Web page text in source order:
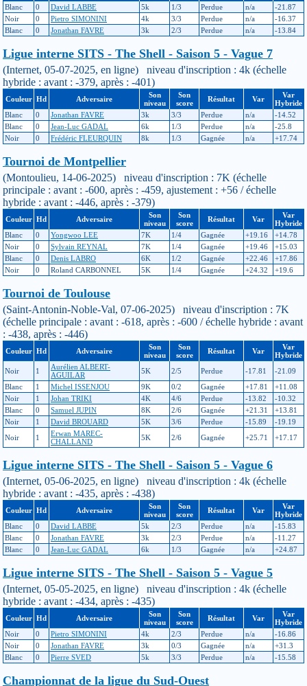
Blanc
0 David LABBE 5k 1/3 Perdue n/a
-21.87
Noir
0 Pietro SIMONINI 4k 3/3 Perdue n/a
-16.37
Blanc
0 Jonathan FAVRE 3k 2/3 Perdue n/a -13.84
Ligue interne SITS - The Shell - Saison 5 - Vague 7
(Internet, 05-07-2025, en ligne) niveau d'inscription : 4k (échelle
hybride : avant : -379, après : -401)
Couleur Hd Adversaire
Son
niveau
Son
score
Résultat Var
Var
Hybride
Blanc
0 Jonathan FAVRE 3k 3/3 Perdue n/a
-14.52
Blanc
0 Jean-Luc GADAL 6k 1/3 Perdue n/a
-25.8
Noir
0 Frédéric FLEURQUIN 8k 1/3 Gagnée n/a +17.74
Tournoi de Montpellier
(Montoulieu, 14-06-2025) niveau d'inscription : 7K (échelle
principale : avant : -600, après : -459, ajustement : +56 / échelle
hybride : avant : -446, après : -379)
Couleur Hd Adversaire
Son
niveau
Son
score
Résultat Var
Var
Hybride
Blanc
0 Yongwoo LEE 7K 1/4 Gagnée +19.16
+14.78
Noir
0 Sylvain REYNAL 7K 1/4 Gagnée +19.46
+15.03
Blanc
0 Denis LABRO 6K 1/2 Gagnée +22.46
+17.86
Noir
0 Roland CARBONNEL 5K 1/4 Gagnée +24.32 +19.6
Tournoi de Toulouse
(Saint-Antonin-Noble-Val, 07-06-2025) niveau d'inscription : 7K
(échelle principale : avant : -618, après : -600 / échelle hybride : avant
: -438, après : -446)
Couleur Hd Adversaire
Son
niveau
Son
score
Résultat Var
Var
Hybride
Noir
1
Aurélien ALBERT-
AGUILAR
5K 2/5 Perdue -17.81
-21.09
Blanc
1 Michel ISSENJOU 9K 0/2 Gagnée +17.81
+11.08
Noir
1 Johan TRIKI 4K 4/6 Perdue -13.82
-10.32
Blanc
0 Samuel JUPIN 8K 2/6 Gagnée +21.31
+13.81
Noir
1 David BROUARD 5K 3/6 Perdue -15.89
-19.19
Noir
1
Erwan MAREC-
CHALLAND
5K 2/6 Gagnée +25.71 +17.17
Ligue interne SITS - The Shell - Saison 5 - Vague 6
(Internet, 05-06-2025, en ligne) niveau d'inscription : 4k (échelle
hybride : avant : -435, après : -438)
Couleur Hd Adversaire
Son
niveau
Son
score
Résultat Var
Var
Hybride
Blanc
0 David LABBE 5k 2/3 Perdue n/a
-15.83
Blanc
0 Jonathan FAVRE 3k 2/3 Perdue n/a
-11.27
Blanc
0 Jean-Luc GADAL 6k 1/3 Gagnée n/a +24.87
Ligue interne SITS - The Shell - Saison 5 - Vague 5
(Internet, 05-05-2025, en ligne) niveau d'inscription : 4k (échelle
hybride : avant : -434, après : -435)
Couleur Hd Adversaire
Son
niveau
Son
score
Résultat Var
Var
Hybride
Noir
0 Pietro SIMONINI 4k 2/3 Perdue n/a
-16.86
Noir
0 Jonathan FAVRE 3k 0/3 Gagnée n/a
+31.3
Blanc
0 Pierre SVED 5k 3/3 Perdue n/a -15.58
Championnat de la ligue du Sud-Ouest